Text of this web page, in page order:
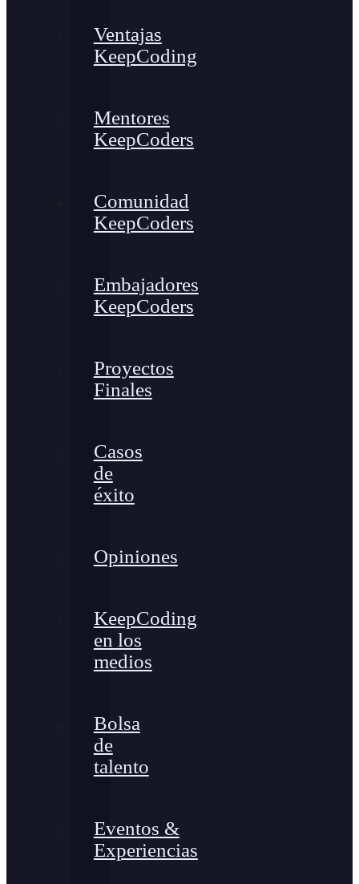
Ventajas
KeepCoding
Mentores
KeepCoders
Comunidad
KeepCoders
Embajadores
KeepCoders
Proyectos
Finales
Casos
de
éxito
Opiniones
KeepCoding
en los
medios
Bolsa
de
talento
Eventos &
Experiencias